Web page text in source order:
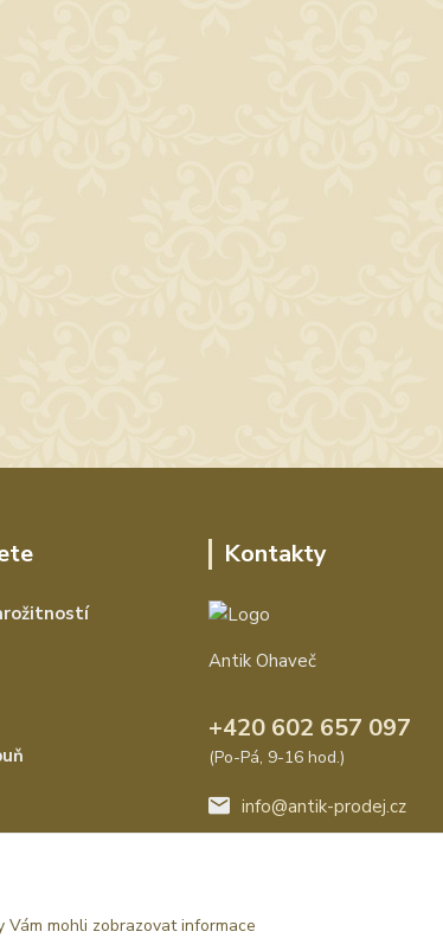
Kontakty
Antik Ohaveč
+420 602 657 097
(Po-Pá, 9-16 hod.)
info@antik-prodej.cz
Vám mohli zobrazovat informace